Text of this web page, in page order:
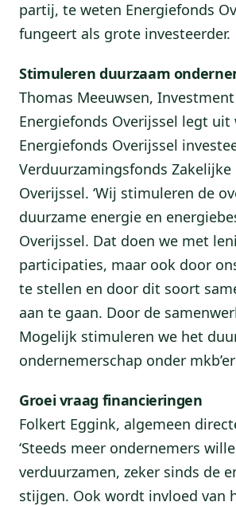
partij, te weten Energiefonds
fungeert als grote investeerder.
Stimuleren duurzaam
Thomas Meeuwsen,
Energiefonds Overijssel legt uit
Energiefonds Overijssel
Verduurzamingsfonds
Overijssel. ‘Wij stimuleren de
duurzame energie en
Overijssel. Dat doen we met
participaties, maar ook door
te stellen en door dit soort
aan te gaan. Door de
Mogelijk stimuleren we het
ondernemerschap onder
Groei vraag financieringen
Folkert Eggink, algemeen
‘Steeds meer ondernemers
verduurzamen, zeker sinds de
stijgen. Ook wordt invloed van